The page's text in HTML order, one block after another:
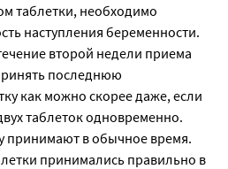
таблетки, необходимо
наступления беременности.
второй недели приема
последнюю
как можно скорее даже, если
таблеток одновременно.
принимают в обычное время.
принимались правильно в